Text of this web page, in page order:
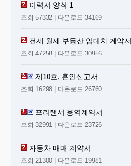
이력서 양식 1
조회 57332 | 다운로드 34169
전세 월세 부동산 임대차 계약서
조회 47258 | 다운로드 30956
제10호, 혼인신고서
조회 16298 | 다운로드 26760
프리랜서 용역계약서
조회 32991 | 다운로드 23726
자동차 매매 계약서
조회 21300 | 다운로드 19981